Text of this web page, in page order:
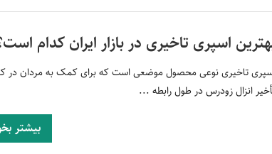
اسپری تاخیری در بازار ایران کدام
تاخیری نوعی محصول موضعی است که برای کمک به مردان در
انزال زودرس در طول رابطه ...
بیشتر